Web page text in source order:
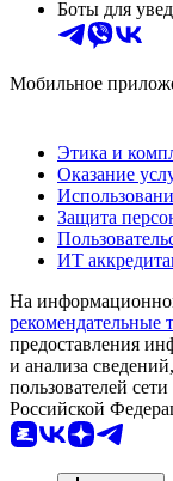
Боты для
Мобильное
Этика и
Оказание
Защита
ИТ
На
рекомендательные
предоставления
и анализа
пользователей
Российской